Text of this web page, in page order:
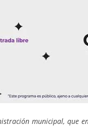
municipal, que